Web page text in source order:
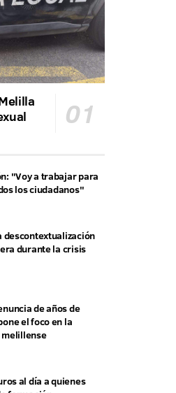
"Voy a trabajar para
los ciudadanos"
descontextualización
durante la crisis
de años de
el foco en la
al día a quienes